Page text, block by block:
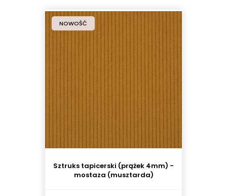
Sztruks tapicerski (prążek 4mm) -
mostaza (musztarda)
NOWOŚĆ